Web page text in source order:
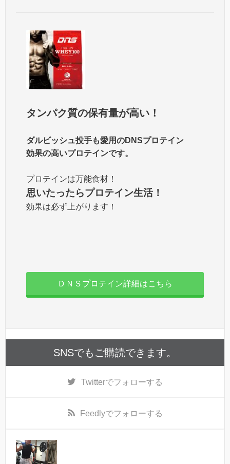
タンパク質の保有量が高い！
ダルビッシュ投手も愛用のDNSプロテイン
効果の高いプロテインです。
プロテインは万能食材！
思いたったらプロテイン生活！
効果は必ず上がります！
ＤＮＳプロテイン詳細はこちら
SNSでもご購読できます。
Twitterでフォローする
Feedlyでフォローする